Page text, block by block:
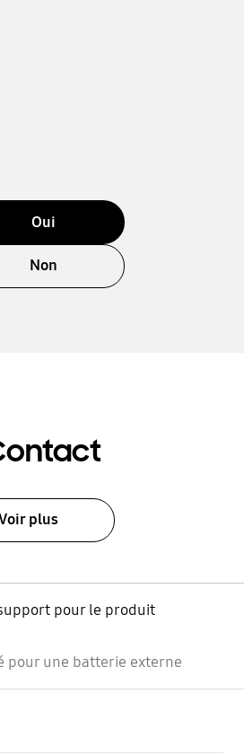
Oui
Non
plus
pour le produit
pour une batterie externe